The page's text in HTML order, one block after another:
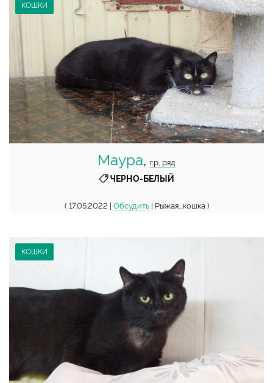
КОШКИ
Маура, г.р, ряд
ЧЕРНО-БЕЛЫЙ
( 17.05.2022 | Обсудить| Рыжая_кошка )
КОШКИ